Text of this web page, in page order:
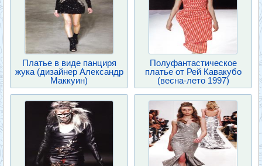
Платье в виде панциря
жука (дизайнер Александр
Маккуин)
Полуфантастическое
платье от Рей Кавакубо
(весна-лето 1997)